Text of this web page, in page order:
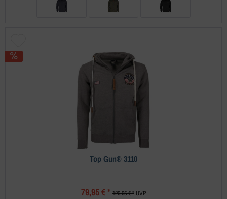
Top Gun® 3110
79,95 € * 129,95 € *UVP